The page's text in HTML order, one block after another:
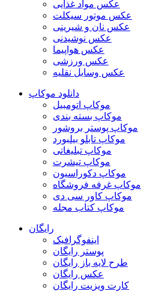
عکس مواد غذایی
عکس موتور سیکلت
عکس نان و شیرینی
عکس نوشیدنی
عکس هواپیما
عکس ورزشی
عکس وسایل نقلیه
دانلود موکاپ
موکاپ اتومبیل
موکاپ بسته بندی
موکاپ پوستر بروشور
موکاپ تابلو بیلبورد
موکاپ تبلیغاتی
موکاپ تیشرت
موکاپ دکوراسیون
موکاپ غرفه فروشگاه
موکاپ کاور سی دی
موکاپ کتاب مجله
رایگان
اینفوگرافیک
پوستر رایگان
طرح لایه باز رایگان
عکس رایگان
کارت ویزیت رایگان